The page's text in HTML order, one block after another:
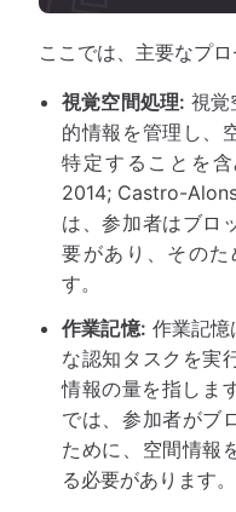
ここでは、主要なプロ
視覚空間処理: 視覚
的情報を管理し、
特定することを
2014; Castro-
は、参加者はブロ
要があり、その
す。
作業記憶: 作業記憶
な認知タスクを実
情報の量を指しま
では、参加者がブ
ために、空間情報
る必要があります。